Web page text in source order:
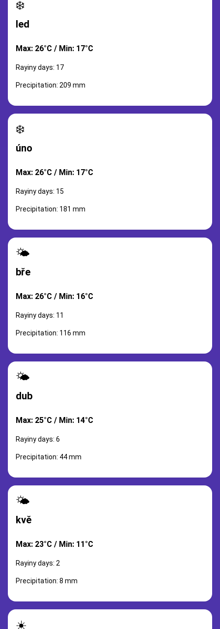
❄️
led
Max: 26°C / Min: 17°C
Rayiny days: 17
Precipitation: 209 mm
❄️
úno
Max: 26°C / Min: 17°C
Rayiny days: 15
Precipitation: 181 mm
🌤️
bře
Max: 26°C / Min: 16°C
Rayiny days: 11
Precipitation: 116 mm
🌤️
dub
Max: 25°C / Min: 14°C
Rayiny days: 6
Precipitation: 44 mm
🌤️
kvě
Max: 23°C / Min: 11°C
Rayiny days: 2
Precipitation: 8 mm
☀️